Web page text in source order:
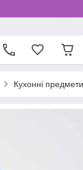
Кухонні предмети